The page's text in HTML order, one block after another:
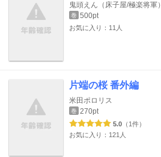
鬼頭えん（床子屋/極楽将軍）
巻 500pt
お気に入り：11人
片端の桜 番外編
米田ポロリス
巻 270pt
5.0 （1件）
お気に入り：121人